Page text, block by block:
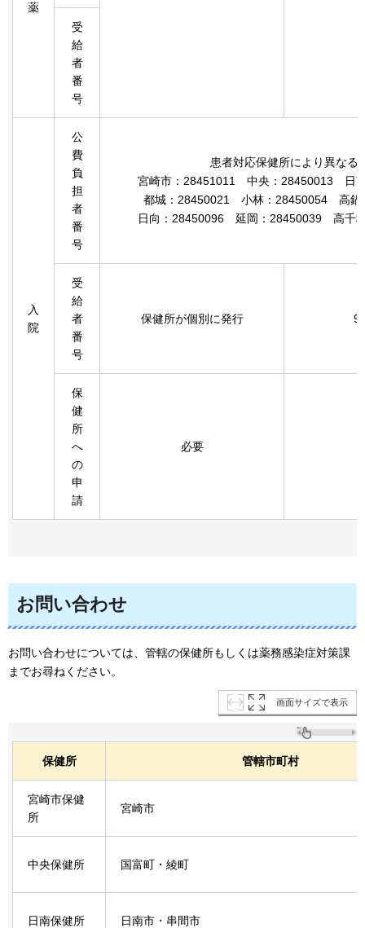
薬
受
給
者
番
号
入
院
公
費
負
担
者
番
号
患者対応保健所により異なる
宮崎市：28451011
中央：28450013 日
都城：28450021
小林：28450054 高鍋
日向：28450096
延岡 ：28450039 高千
受
給
者
番
号
保健所が個別に発行
保
健
所
へ
の
申
請
必要
お問い合わせ
お問い合わせについては、管轄の保健所もしくは薬務感染症対策課
までお尋ねください。
画面サイズで表示
保健所 管轄市町村
宮崎市保健
所
宮崎市
中央保健所 国富町・綾町
日南保健所 日南市・串間市